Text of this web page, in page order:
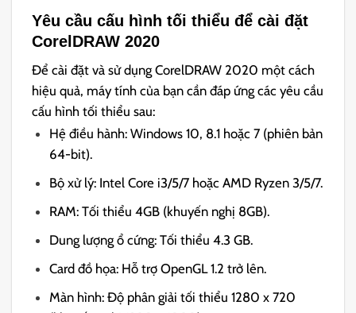
Yêu cầu cấu hình tối thiểu để cài đặt
CorelDRAW 2020
Để cài đặt và sử dụng CorelDRAW 2020 một cách
hiệu quả, máy tính của bạn cần đáp ứng các yêu cầu
cấu hình tối thiểu sau:
Hệ điều hành: Windows 10, 8.1 hoặc 7 (phiên bản
64-bit).
Bộ xử lý: Intel Core i3/5/7 hoặc AMD Ryzen 3/5/7.
RAM: Tối thiểu 4GB (khuyến nghị 8GB).
Dung lượng ổ cứng: Tối thiểu 4.3 GB.
Card đồ họa: Hỗ trợ OpenGL 1.2 trở lên.
Màn hình: Độ phân giải tối thiểu 1280 x 720